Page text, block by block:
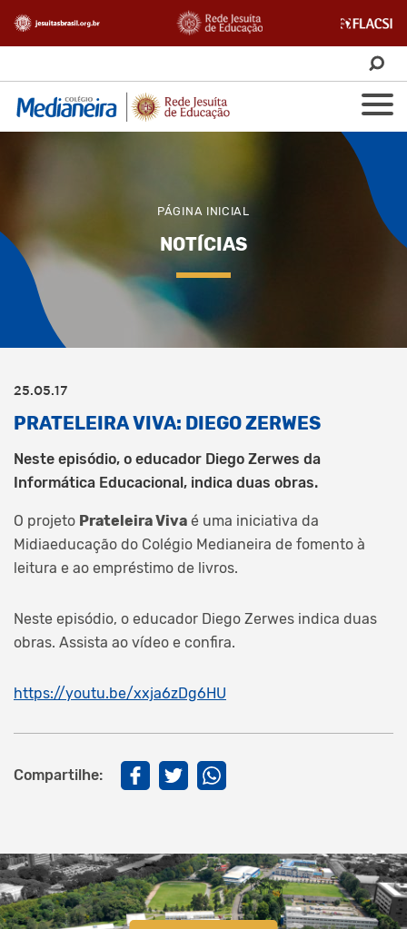
PÁGINA INICIAL
NOTÍCIAS
25.05.17
PRATELEIRA VIVA: DIEGO ZERWES
Neste episódio, o educador Diego Zerwes da
Informática Educacional, indica duas obras.
O projeto Prateleira Viva é uma iniciativa da
Midiaeducação do Colégio Medianeira de fomento à
leitura e ao empréstimo de livros.
Neste episódio, o educador Diego Zerwes indica duas
obras. Assista ao vídeo e confira.
https://youtu.be/xxja6zDg6HU
Compartilhe: